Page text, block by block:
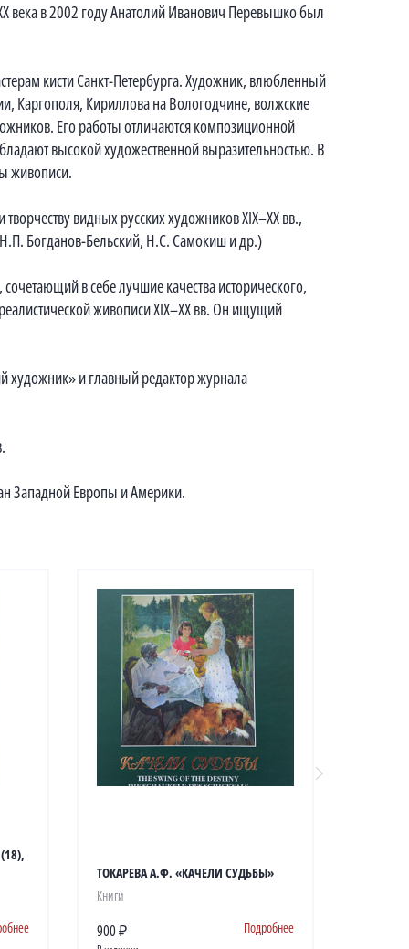
века в 2002 году Анатолий Иванович Перевышко был
кисти Санкт-Петербурга. Художник, влюбленный
Каргополя, Кириллова на Вологодчине, волжские
Его работы отличаются композиционной
высокой художественной выразительностью. В
живописи.
видных русских художников XIX–XX вв.,
Богданов-Бельский, Н.С. Самокиш и др.)
в себе лучшие качества исторического,
живописи XIX–XX вв. Он ищущий
художник» и главный редактор журнала
Западной Европы и Америки.
ТОКАРЕВА А.Ф. «КАЧЕЛИ СУДЬБЫ»
Книги
900 ₽ Подробнее